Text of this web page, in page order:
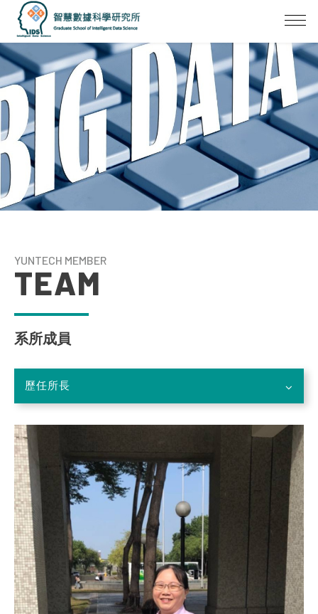
YUNTECH MEMBER
TEAM
系所成員
歷任所長